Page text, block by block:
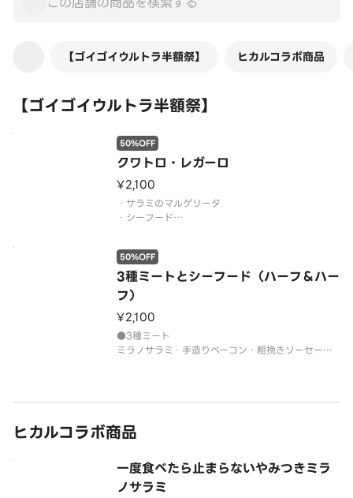
【ゴイゴイウルトラ半額祭】 ヒカルコラボ商品
【ゴイゴイウルトラ半額祭】
クワトロ・レガーロ
50%OFF
¥2,100
・サラミのマルゲリータ
・シーフード
・ツナベーコン
※ハーフ＆ハーフ不可
※Lサイズ限定です。
3種ミートとシーフード（ハーフ＆ハー
フ）
50%OFF
¥2,100
●3種ミート
ミラノサラミ・手造りベーコン・粗挽きソーセー
海老・イカ・ホウレン草・ブラックオリーブ・ガー
リック・ブラックペッパー・トマトソース
※L
ヒカルコラボ商品
一度食べたら止まらないやみつきミラ
ノサラミ